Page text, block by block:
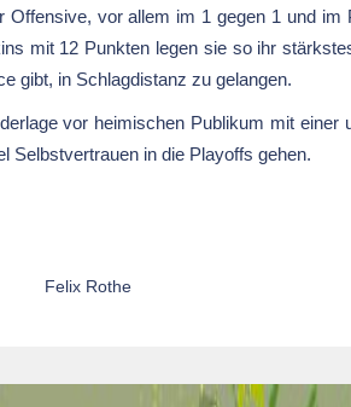
Offensive, vor allem im 1 gegen 1 und im
mit 12 Punkten legen sie so ihr
gibt, in Schlagdistanz zu gelangen.
vor heimischen Publikum mit einer
Selbstvertrauen in die Playoffs gehen.
Felix Rothe